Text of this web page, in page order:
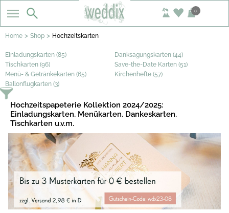
0
Home > Shop > Hochzeitskarten
Einladungskarten (85)
Danksagungskarten (44)
Tischkarten (96)
Save-the-Date Karten (51)
Menü- & Getränkekarten (65)
Kirchenhefte (57)
Ballonflugkarten (3)
Hochzeitspapeterie Kollektion 2024/2025:
Einladungskarten, Menükarten, Dankeskarten,
Tischkarten u.v.m.